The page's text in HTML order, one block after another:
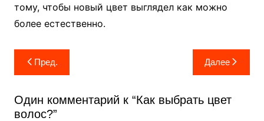
тому, чтобы новый цвет выглядел как можно
более естественно.
Навигация
по
записям
Пред. Далее
Один комментарий к “Как выбрать цвет
волос?”